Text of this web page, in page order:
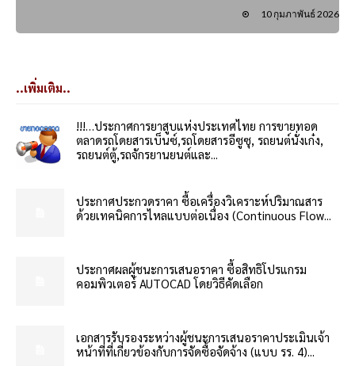
10 กุมภาพันธ์ 2026
..เพิ่มเติม..
!!!…ประกาศการยาสูบแห่งประเทศไทย การขายทอด
ตลาดรถโดยสารเบ็นซ์,รถโดยสารอีซูซุ, รถยนต์นั่งเก๋ง,
รถยนต์ตู้,รถจักรยานยนต์และ...
ประกาศประกวดราคา ซื้อเครื่องวิเคราะห์ปริมาณสาร
ด้วยเทคนิคการไหลแบบต่อเนื่อง (Continuous Flow...
ประกาศผลผู้ชนะการเสนอราคา ซื้อสิทธิโปรแกรม
คอมพิวเตอร์ AUTOCAD โดยวิธีคัดเลือก
เอกสารรับรองระหว่างผู้ชนะการเสนอราคาประเมินเจ้า
หน้าที่ที่เกี่ยวข้องกับการจัดซื้อจัดจ้าง (แบบ รร. 4)...